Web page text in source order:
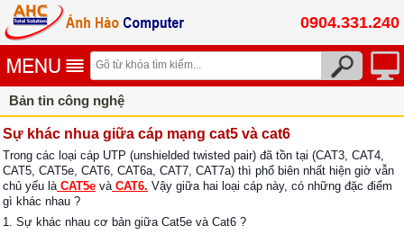
0904.331.240
Bản tin công nghệ
Sự khác nhua giữa cáp mạng cat5 và cat6
Trong các loại cáp UTP (unshielded twisted pair) đã tồn tại (CAT3, CAT4,
CAT5, CAT5e, CAT6, CAT6a, CAT7, CAT7a) thì phổ biên nhất hiện giờ vẫn
chủ yếu làCAT5e vàCAT6. Vậy giữa hai loại cáp này, có những đặc điểm
gì khác nhau ?
1. Sự khác nhau cơ bản giữa Cat5e và Cat6 ?